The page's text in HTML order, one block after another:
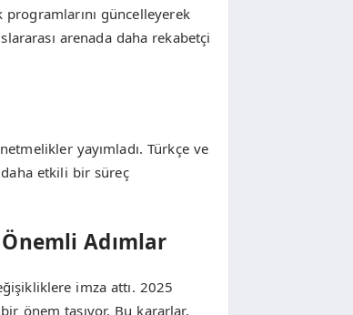
programlarını güncelleyerek
arenada daha rekabetçi
yayımladı. Türkçe ve
etkili bir süreç
Adımlar
imza attı. 2025
önem taşıyor. Bu kararlar,